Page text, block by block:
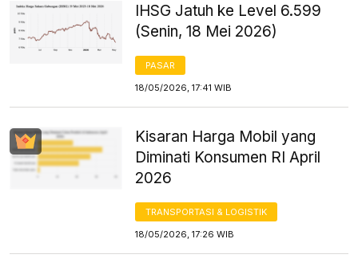
IHSG Jatuh ke Level 6.599
(Senin, 18 Mei 2026)
PASAR
18/05/2026, 17:41 WIB
Kisaran Harga Mobil yang
Diminati Konsumen RI April
2026
TRANSPORTASI & LOGISTIK
18/05/2026, 17:26 WIB